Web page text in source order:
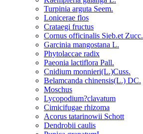
Turpinia arguta Seem.
Lonicerae flos
Crataegi fructus
Cornus officinalis Sieb.et Zucc.
Garcinia mangostana L.
Phytolaccae radix
Paeonia lactiflora Pall.
Cnidium monnieri(L.)Cuss.
Belamcanda chinensis(L.) DC.
Moschus
Lycopodium?clavatum
Cimicifugae rhizoma
Acorus tatarinowii Schott
Dendrobii caulis